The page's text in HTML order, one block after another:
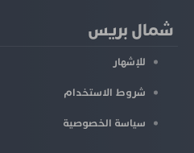
شمال بريس
للإشهار
شروط الاستخدام
سياسة الخصوصية